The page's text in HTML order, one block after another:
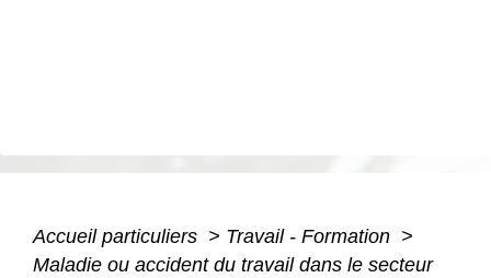
Accueil particuliers > Travail - Formation >
Maladie ou accident du travail dans le secteur